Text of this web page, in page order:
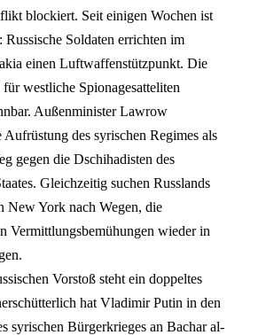
blockiert. Seit einigen Wochen ist
Russische Soldaten errichten im
einen Luftwaffenstützpunkt. Die
westliche Spionagesatteliten
Außenminister Lawrow
Aufrüstung des syrischen Regimes als
gegen die Dschihadisten des
Gleichzeitig suchen Russlands
New York nach Wegen, die
Vermittlungsbemühungen wieder in
Vorstoß steht ein doppeltes
hat Vladimir Putin in den
syrischen Bürgerkrieges an Bachar al-